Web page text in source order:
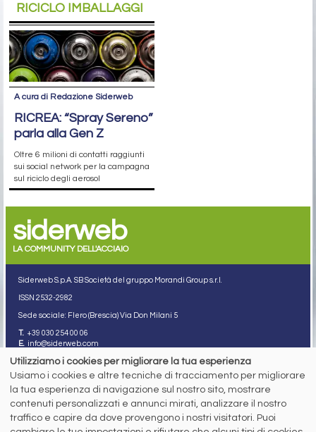
RICICLO IMBALLAGGI
A cura di Redazione Siderweb
RICREA: “Spray Sereno”
parla alla Gen Z
Oltre 6 milioni di contatti raggiunti
sui social network per la campagna
sul riciclo degli aerosol
siderweb
LA COMMUNITY DELL'ACCIAIO
Siderweb S.p.A. SB Società del gruppo Morandi Group s.r.l.
ISSN 2532-2982
Sede sociale: Flero (Brescia) Via Don Milani 5
T. +39 030 254 00 06
E. info@siderweb.com
Copyright siderweb spa sb
Tutti i diritti sono riservati
Privacy policy
Cookie policy
Digital Services Act Policy
Utilizziamo i cookies per migliorare la tua esperienza
Usiamo i cookies e altre tecniche di tracciamento per migliorare
la tua esperienza di navigazione sul nostro sito, mostrare
contenuti personalizzati e annunci mirati, analizzare il nostro
traffico e capire da dove provengono i nostri visitatori. Puoi